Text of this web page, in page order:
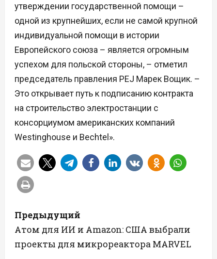
утверждении государственной помощи –
одной из крупнейших, если не самой крупной
индивидуальной помощи в истории
Европейского союза – является огромным
успехом для польской стороны, – отметил
председатель правления PEJ Марек Вощик. –
Это открывает путь к подписанию контракта
на строительство электростанции с
консорциумом американских компаний
Westinghouse и Bechtel».
Н
а
в
Предыдущий
Атом для ИИ и Amazon: США выбрали
проекты для микрореактора MARVEL